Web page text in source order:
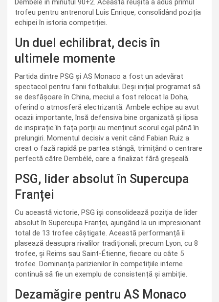
Dembélé în minutul 90+2. Această reușită a adus primul
trofeu pentru antrenorul Luis Enrique, consolidând poziția
echipei în istoria competiției.
Un duel echilibrat, decis în
ultimele momente
Partida dintre PSG și AS Monaco a fost un adevărat
spectacol pentru fanii fotbalului. Deși inițial programat să
se desfășoare în China, meciul a fost relocat la Doha,
oferind o atmosferă electrizantă. Ambele echipe au avut
ocazii importante, însă defensiva bine organizată și lipsa
de inspirație în fața porții au menținut scorul egal până în
prelungiri. Momentul decisiv a venit când Fabian Ruiz a
creat o fază rapidă pe partea stângă, trimițând o centrare
perfectă către Dembélé, care a finalizat fără greșeală.
PSG, lider absolut în Supercupa
Franței
Cu această victorie, PSG își consolidează poziția de lider
absolut în Supercupa Franței, ajungând la un impresionant
total de 13 trofee câștigate. Această performanță îi
plasează deasupra rivalilor tradiționali, precum Lyon, cu 8
trofee, și Reims sau Saint-Étienne, fiecare cu câte 5
trofee. Dominanța parizienilor în competițiile interne
continuă să fie un exemplu de consistență și ambiție.
Dezamăgire pentru AS Monaco